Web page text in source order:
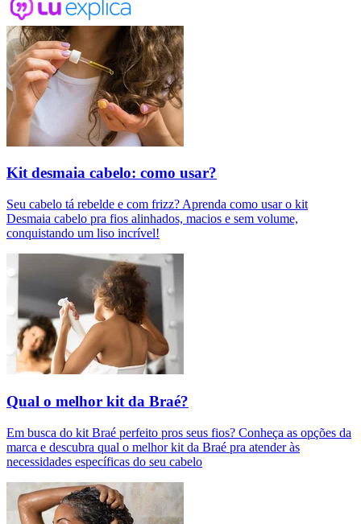
Kit desmaia cabelo: como usar?
Seu cabelo tá rebelde e com frizz? Aprenda como usar o kit
Desmaia cabelo pra fios alinhados, macios e sem volume,
conquistando um liso incrível!
Qual o melhor kit da Braé?
Em busca do kit Braé perfeito pros seus fios? Conheça as opções da
marca e descubra qual o melhor kit da Braé pra atender às
necessidades específicas do seu cabelo